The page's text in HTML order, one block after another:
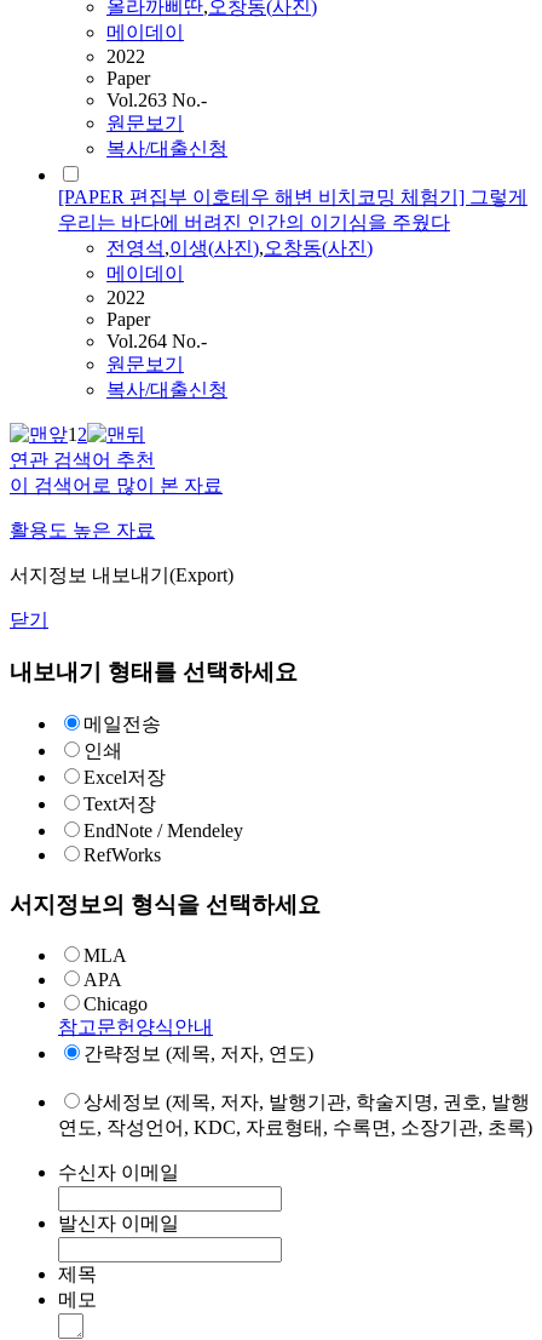
올라까삐딴,오창동(사진)
메이데이
2022
Paper
Vol.263 No.-
원문보기
복사/대출신청
[PAPER 편집부 이호테우 해변 비치코밍 체험기] 그렇게
우리는 바다에 버려진 인간의 이기심을 주웠다
전영석,이생(사진),오창동(사진)
메이데이
2022
Paper
Vol.264 No.-
원문보기
복사/대출신청
12
연관 검색어 추천
이 검색어로 많이 본 자료
활용도 높은 자료
서지정보 내보내기(Export)
닫기
내보내기 형태를 선택하세요
메일전송
인쇄
Excel저장
Text저장
EndNote / Mendeley
RefWorks
서지정보의 형식을 선택하세요
MLA
APA
Chicago
참고문헌양식안내
간략정보 (제목, 저자, 연도)
상세정보 (제목, 저자, 발행기관, 학술지명, 권호, 발행
연도, 작성언어, KDC, 자료형태, 수록면, 소장기관, 초록)
수신자 이메일
발신자 이메일
제목
메모